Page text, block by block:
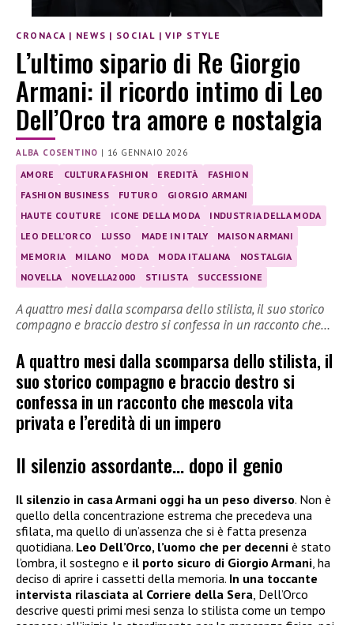
CRONACA | NEWS | SOCIAL |VIP STYLE
L’ultimo sipario di Re Giorgio
Armani: il ricordo intimo di Leo
Dell’Orco tra amore e nostalgia
ALBA COSENTINO | 16 GENNAIO 2026
AMORE CULTURA FASHION EREDITÀ
FASHION
FASHION BUSINESS
FUTURO
GIORGIO ARMANI
HAUTE COUTURE
ICONE DELLA MODA
INDUSTRIA DELLA MODA
LEO DELL’ORCO
LUSSO MADE IN ITALY
MAISON ARMANI
MEMORIA
MILANO MODA MODA ITALIANA
NOSTALGIA
NOVELLA
NOVELLA2000 STILISTA SUCCESSIONE
A quattro mesi dalla scomparsa dello stilista, il suo storico
compagno e braccio destro si confessa in un racconto che…
A quattro mesi dalla scomparsa dello stilista, il
suo storico compagno e braccio destro si
confessa in un racconto che mescola vita
privata e l’eredità di un impero
Il silenzio assordante… dopo il genio
Il silenzio in casa Armani oggi ha un peso diverso. Non è
quello della concentrazione estrema che precedeva una
sfilata, ma quello di un’assenza che si è fatta presenza
quotidiana. Leo Dell’Orco, l’uomo che per decenni è stato
l’ombra, il sostegno e il porto sicuro di Giorgio Armani , ha
deciso di aprire i cassetti della memoria. In una toccante
intervista rilasciata al Corriere della Sera , Dell’Orco
descrive questi primi mesi senza lo stilista come un tempo